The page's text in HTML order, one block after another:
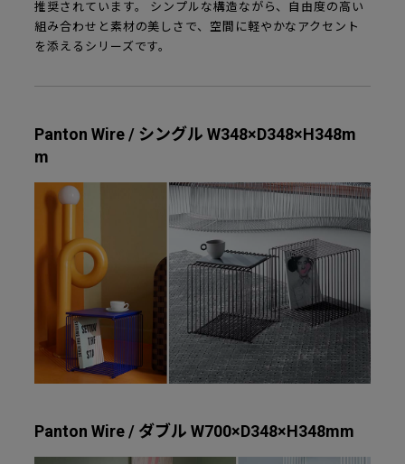
推奨されています。 シンプルな構造ながら、自由度の高い
組み合わせと素材の美しさで、空間に軽やかなアクセント
を添えるシリーズです。
Panton Wire / シングル W348×D348×H348m
m
Panton Wire / ダブル W700×D348×H348mm